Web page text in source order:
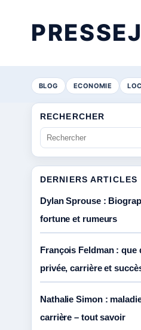
BLOG ECONOMIE
RECHERCHER
DERNIERS ARTICLES
Dylan Sprouse :
fortune et rumeurs
François Feldman : que
privée, carrière et
Nathalie Simon :
carrière – tout savoir